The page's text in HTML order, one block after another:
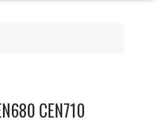
CEN710